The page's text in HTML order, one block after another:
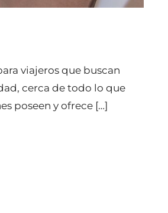
viajeros que buscan
cerca de todo lo que
poseen y ofrece […]